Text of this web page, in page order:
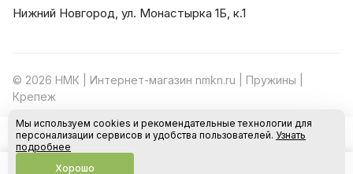
В корзину
Нижний Новгород, ул. Монастырка 1Б, к.1
© 2026 НМК | Интернет-магазин nmkn.ru | Пружины |
Крепеж
Конфиденциальность Оферта
Мы используем cookies и рекомендательные технологии для
персонализации сервисов и удобства пользователей. Узнать
подробнее
Хорошо